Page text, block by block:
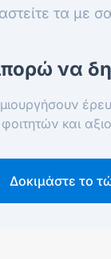
τα με
να
φοιτητών και
Δοκιμάστε το